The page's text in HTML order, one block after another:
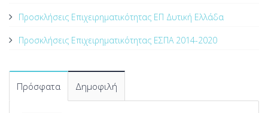
Προσκλήσεις Επιχειρηματικότητας ΕΠ Δυτική Ελλάδα
Προσκλήσεις Επιχειρηματικότητας ΕΣΠΑ 2014-2020
Πρόσφατα Δημοφιλή